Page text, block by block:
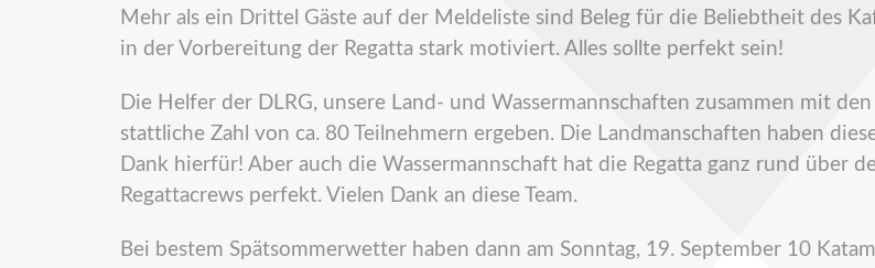
Mehr als ein Drittel Gäste auf der Meldeliste sind Beleg für die Beliebtheit des
in der Vorbereitung der Regatta stark motiviert. Alles sollte perfekt sein!
Die Helfer der DLRG, unsere Land- und Wassermannschaften zusammen mit
stattliche Zahl von ca. 80 Teilnehmern ergeben. Die Landmanschaften haben
Dank hierfür! Aber auch die Wassermannschaft hat die Regatta ganz rund über
Regattacrews perfekt. Vielen Dank an diese Team.
Bei bestem Spätsommerwetter haben dann am Sonntag, 19. September 10